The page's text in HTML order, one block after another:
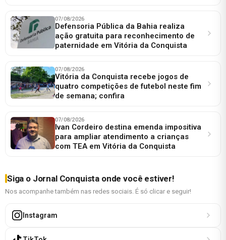
07/08/2026
Defensoria Pública da Bahia realiza
ação gratuita para reconhecimento de
paternidade em Vitória da Conquista
07/08/2026
Vitória da Conquista recebe jogos de
quatro competições de futebol neste fim
de semana; confira
07/08/2026
Ivan Cordeiro destina emenda impositiva
para ampliar atendimento a crianças
com TEA em Vitória da Conquista
Siga o Jornal Conquista onde você estiver!
Nos acompanhe também nas redes sociais. É só clicar e seguir!
Instagram